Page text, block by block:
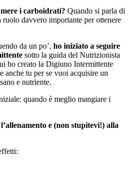
i carboidrati? Quando si parla di
davvero importante per ottenere
da un po’, ho iniziato a seguire
sotto la guida del Nutrizionista
ho creato la Digiuno Intermittente
anche tu per se vuoi acquisire un
e nutriente.
quando è meglio mangiare i
e (non stupitevi!) alla